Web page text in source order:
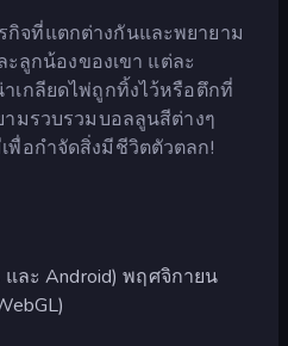
จที่แตกต่างกันและพยายาม
ะลูกน้องของเขา แต่ละ
เกลียดไพ่ถูกทิ้งไว้หรือตึกที่
มรวบรวมบอลลูนสีต่างๆ
พื่อกำจัดสิ่งมีชีวิตตัวตลก!
ละ Android) พฤศจิกายน